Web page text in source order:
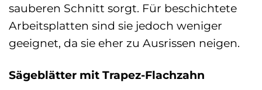
sauberen Schnitt sorgt. Für beschichtete
Arbeitsplatten sind sie jedoch weniger
geeignet, da sie eher zu Ausrissen neigen.
Sägeblätter mit Trapez-Flachzahn